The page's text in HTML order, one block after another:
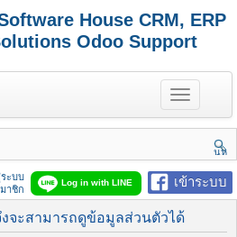
House CRM, ERP
Odoo Support
T
o
g
e
n
a
v
i
g
นห
า
เข้าระบบ
Log in with LINE
ะบบ
าชิก
จะสามารถดูข้อมูลส่วนตัวได้